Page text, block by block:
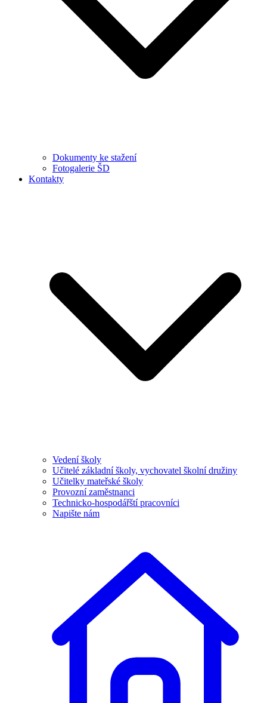
Dokumenty ke stažení
Fotogalerie ŠD
Kontakty
Vedení školy
Učitelé základní školy, vychovatel školní družiny
Učitelky mateřské školy
Provozní zaměstnanci
Technicko-hospodářští pracovníci
Napište nám